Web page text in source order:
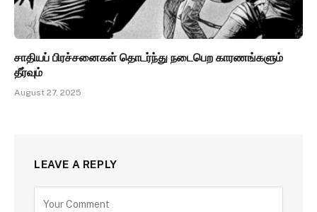
சாதியப் பிரச்சனைகள் தொடர்ந்து நடைபெற காரணங்களும்
தீர்வும்
August 27, 2025
LEAVE A REPLY